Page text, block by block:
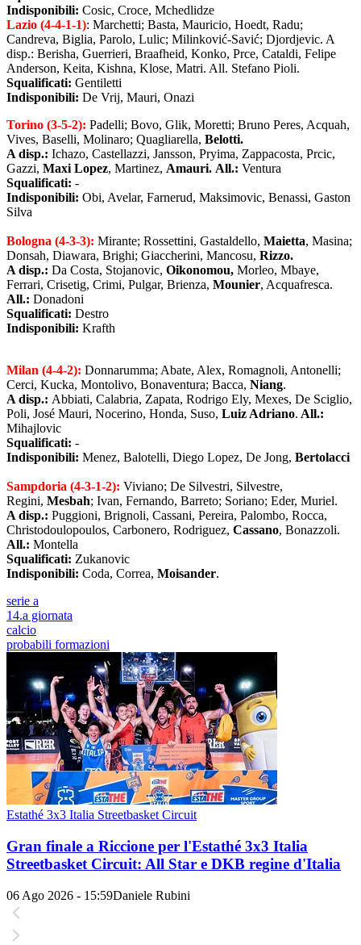
Indisponibili: Cosic, Croce, Mchedlidze
Lazio (4-4-1-1): Marchetti; Basta, Mauricio, Hoedt, Radu;
Candreva, Biglia, Parolo, Lulic; Milinković-Savić; Djordjevic. A
disp.: Berisha, Guerrieri, Braafheid, Konko, Prce, Cataldi, Felipe
Anderson, Keita, Kishna, Klose, Matri. All. Stefano Pioli.
Squalificati: Gentiletti
Indisponibili: De Vrij, Mauri, Onazi
Torino (3-5-2): Padelli; Bovo, Glik, Moretti; Bruno Peres, Acquah,
Vives, Baselli, Molinaro; Quagliarella, Belotti.
A disp.: Ichazo, Castellazzi, Jansson, Pryima, Zappacosta, Prcic,
Gazzi, Maxi Lopez, Martinez, Amauri. All.: Ventura
Squalificati: -
Indisponibili: Obi, Avelar, Farnerud, Maksimovic, Benassi, Gaston
Silva
Bologna (4-3-3): Mirante; Rossettini, Gastaldello, Maietta, Masina;
Donsah, Diawara, Brighi; Giaccherini, Mancosu, Rizzo.
A disp.: Da Costa, Stojanovic, Oikonomou, Morleo, Mbaye,
Ferrari, Crisetig, Crimi, Pulgar, Brienza, Mounier, Acquafresca.
All.: Donadoni
Squalificati: Destro
Indisponibili: Krafth
Milan (4-4-2): Donnarumma; Abate, Alex, Romagnoli, Antonelli;
Cerci, Kucka, Montolivo, Bonaventura; Bacca, Niang.
A disp.: Abbiati, Calabria, Zapata, Rodrigo Ely, Mexes, De Sciglio,
Poli, José Mauri, Nocerino, Honda, Suso, Luiz Adriano. All.:
Mihajlovic
Squalificati: -
Indisponibili: Menez, Balotelli, Diego Lopez, De Jong, Bertolacci
Sampdoria (4-3-1-2): Viviano; De Silvestri, Silvestre,
Regini, Mesbah; Ivan, Fernando, Barreto; Soriano; Eder, Muriel.
A disp.: Puggioni, Brignoli, Cassani, Pereira, Palombo, Rocca,
Christodoulopoulos, Carbonero, Rodriguez, Cassano, Bonazzoli.
All.: Montella
Squalificati: Zukanovic
Indisponibili: Coda, Correa, Moisander.
serie a
14.a giornata
calcio
probabili formazioni
Estathé 3x3 Italia Streetbasket Circuit
Gran finale a Riccione per l'Estathé 3x3 Italia
Streetbasket Circuit: All Star e DKB regine d'Italia
06 Ago 2026 - 15:59Daniele Rubini